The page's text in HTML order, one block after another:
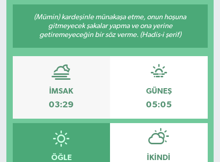
(Mümin) kardeşinle münakaşa etme, onun hoşuna
gitmeyecek şakalar yapma ve ona yerine
getiremeyeceğin bir söz verme. (Hadis-i şerif)
İMSAK
03:29
GÜNEŞ
05:05
ÖĞLE İKINDI